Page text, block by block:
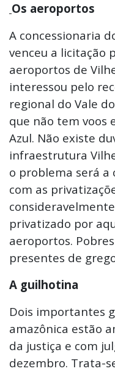
Os aeroportos
A concessionaria
venceu a licitação
aeroportos de
interessou pelo
regional do Vale
que não tem voos
Azul. Não existe
infraestrutura
o problema será a
com as
privatizado por
aeroportos.
presentes de
A guilhotina
Dois importantes
amazônica estão
da justiça e com
dezembro. Trata-